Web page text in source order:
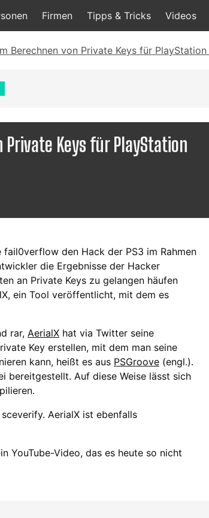
Firmen Tipps & Tricks Videos
Berechnen von Private Keys für
Private Keys für PlayStation
den Hack der PS3 im Rahmen
die Ergebnisse der Hacker
an Private Keys zu gelangen häufen
ein Tool veröffentlicht, mit dem es
rar, AerialX hat via Twitter seine
Key erstellen, mit dem man seine
kann, heißt es aus PSGroove (engl.).
bereitgestellt. Auf diese Weise lässt sich
AerialX ist ebenfalls
YouTube-Video, das es heute so nicht